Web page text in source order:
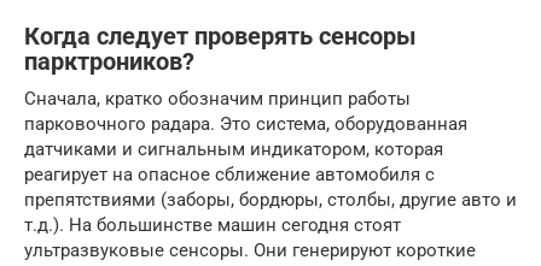
Когда следует проверять сенсоры
парктроников?
Сначала, кратко обозначим принцип работы
парковочного радара. Это система, оборудованная
датчиками и сигнальным индикатором, которая
реагирует на опасное сближение автомобиля с
препятствиями (заборы, бордюры, столбы, другие авто и
т.д.). На большинстве машин сегодня стоят
ультразвуковые сенсоры. Они генерируют короткие